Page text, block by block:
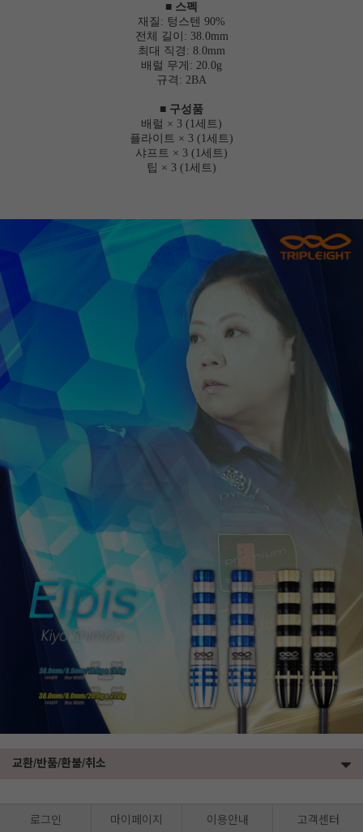
■ 스펙
재질: 텅스텐 90%
전체 길이: 38.0mm
최대 직경: 8.0mm
배럴 무게: 20.0g
규격: 2BA
■ 구성품
배럴 × 3 (1세트)
플라이트 × 3 (1세트)
샤프트 × 3 (1세트)
팁 × 3 (1세트)
교환/반품/환불/취소
로그인 마이페이지 이용안내 고객센터